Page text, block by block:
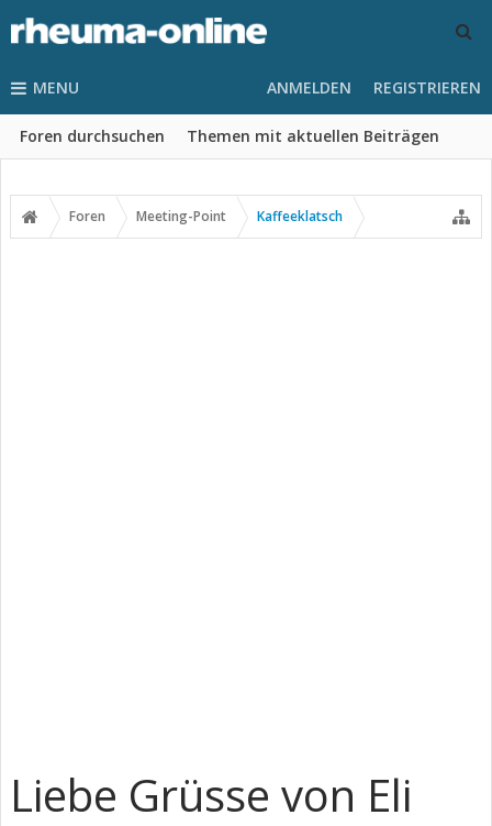
MENU
Foren durchsuchen Themen mit aktuellen Beiträgen
ANMELDEN REGISTRIEREN
Foren Meeting-Point Kaffeeklatsch
Liebe Grüsse von Eli